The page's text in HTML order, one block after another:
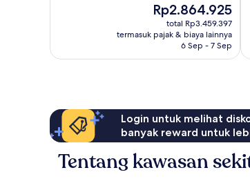
Harga
sekarang
Rp2.864.925
Rp2.864.925
total Rp3.459.397
termasuk pajak & biaya lainnya
6 Sep - 7 Sep
Login untuk melihat
banyak reward untuk
Tentang kawasan